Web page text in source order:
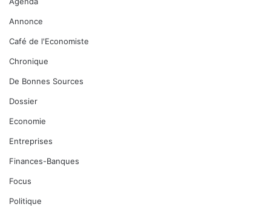
Annonce
Café de l'Economiste
Chronique
De Bonnes Sources
Dossier
Economie
Entreprises
Finances-Banques
Focus
Politique